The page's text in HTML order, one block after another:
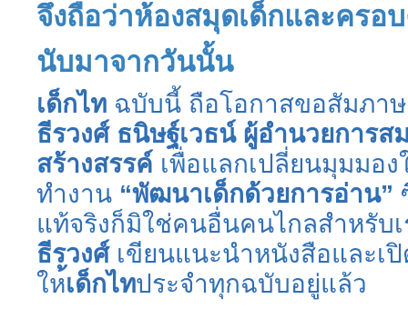
จึงถือว่าห้องสมุดเด็กและครอ
นับมาจากวันนั้น
เด็กไทฉบับนี้ ถือโอกาสขอสัมภ
ธีรวงศ์ ธนิษฐ์เวธน์ ผู้อำนวยการส
สร้างสรรค์ เพื่อแลกเปลี่ยนมุมมอง
ทำงาน “พัฒนาเด็กด้วยการอ่าน”
แท้จริงก็มิใช่คนอื่นคนไกลสำหรับ
ธีรวงศ์เขียนแนะนำหนังสือและเปิ
ให้เด็กไทประจำทุกฉบับอยู่แล้ว